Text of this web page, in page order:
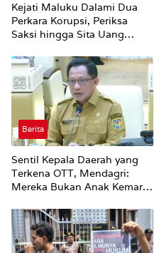
Kejati Maluku Dalami Dua
Perkara Korupsi, Periksa
Saksi hingga Sita Uang
Berita
Sentil Kepala Daerah yang
Terkena OTT, Mendagri:
Mereka Bukan Anak Kemarin